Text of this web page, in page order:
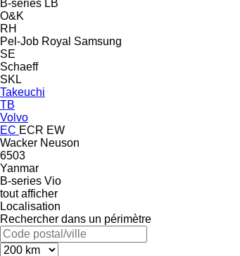
B-series LB
O&K
RH
Pel-Job Royal Samsung
SE
Schaeff
SKL
Takeuchi
TB
Volvo
EC ECR EW
Wacker Neuson
6503
Yanmar
B-series Vio
tout afficher
Localisation
Rechercher dans un périmètre